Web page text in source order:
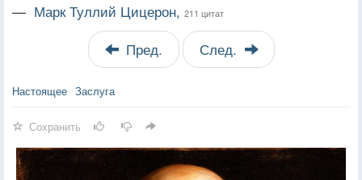
— Марк Туллий Цицерон, 211 цитат
Пред. След.
Настоящее Заслуга
Сохранить